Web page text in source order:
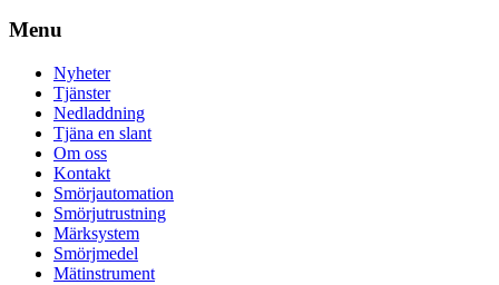
Menu
Nyheter
Tjänster
Nedladdning
Tjäna en slant
Om oss
Kontakt
Smörjautomation
Smörjutrustning
Märksystem
Smörjmedel
Mätinstrument